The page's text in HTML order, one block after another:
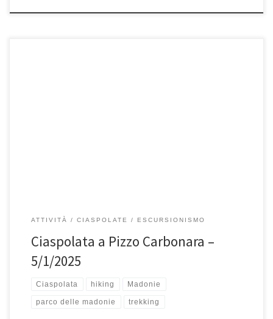
ATTIVITÀ CIASPOLATE ESCURSIONISMO
Ciaspolata a Pizzo Carbonara –
5/1/2025
Ciaspolata hiking Madonie
parco delle madonie trekking